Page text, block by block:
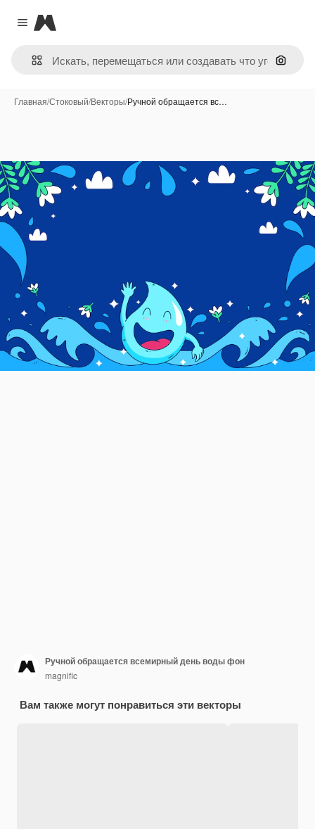
Close menu
Magnific
Поиск
Главная/Стоковый/Векторы/Ручной обращается вс…
Ручной обращается всемирный день воды фон
magnific
Вам также могут понравиться эти векторы